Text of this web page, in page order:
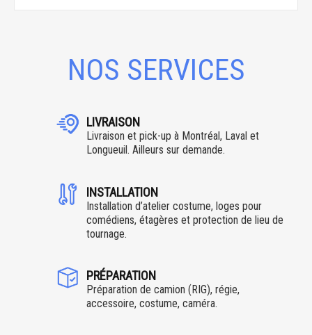
NOS SERVICES
LIVRAISON
Livraison et pick-up à Montréal, Laval et
Longueuil. Ailleurs sur demande.
INSTALLATION
Installation d’atelier costume, loges pour
comédiens, étagères et protection de lieu de
tournage.
PRÉPARATION
Préparation de camion (RIG), régie,
accessoire, costume, caméra.